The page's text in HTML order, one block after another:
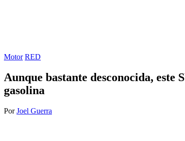
Publicada
Motor RED
Aunque bastante desconocida,
gasolina
Publicado
PorJoel Guerra